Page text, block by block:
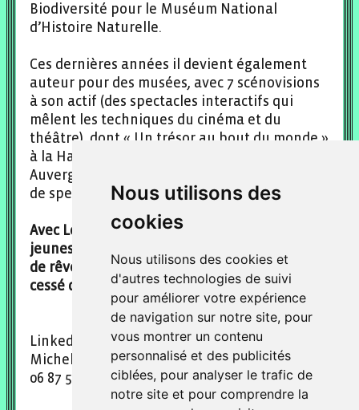
Nous utilisons des
cookies
Nous utilisons des cookies et
d'autres technologies de suivi
pour améliorer votre expérience
de navigation sur notre site, pour
vous montrer un contenu
personnalisé et des publicités
ciblées, pour analyser le trafic de
notre site et pour comprendre la
Biodiversité pour le Muséum National
d’Histoire Naturelle.
Ces dernières années il devient également
auteur pour des musées, avec 7 scénovisions
à son actif (des spectacles interactifs qui
mêlent les techniques du cinéma et du
théâtre), dont « Un trésor au bout du monde »
à la Hague et « Terre de Géants » en
Auvergne, qui ont déjà attiré près d’un million
de spectateurs.
Avec Les Bricolorêves, il devient enfin auteur
jeunesse, il boucle la boucle entre le passeur
de rêves et l’enfant rêveur qu’il n’a jamais
cessé d’être !
Linkedin et facebook : Michel Cammeo
Michel.cammeo@gmail.com
06 87 54 73 90